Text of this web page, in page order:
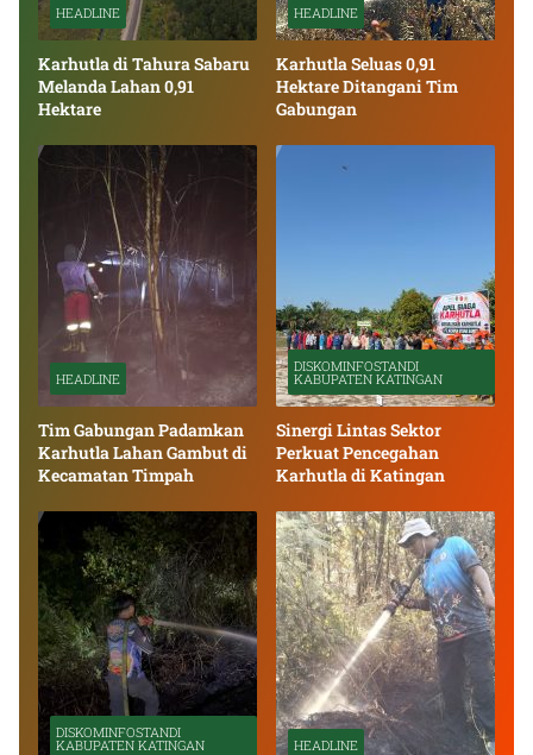
HEADLINE
Karhutla di Tahura Sabaru
Melanda Lahan 0,91
Hektare
HEADLINE
Karhutla Seluas 0,91
Hektare Ditangani Tim
Gabungan
HEADLINE
Tim Gabungan Padamkan
Karhutla Lahan Gambut di
Kecamatan Timpah
DISKOMINFOSTANDI
KABUPATEN KATINGAN
Sinergi Lintas Sektor
Perkuat Pencegahan
Karhutla di Katingan
DISKOMINFOSTANDI
KABUPATEN KATINGAN HEADLINE